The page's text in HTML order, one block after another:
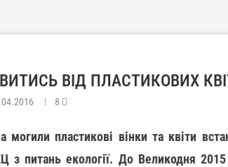
ВІД ПЛАСТИКОВИХ
8
могили пластикові вінки та квіти
з питань екології. До Великодня